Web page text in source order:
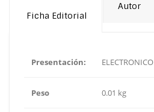
Ficha Editorial
Autor
Presentación: ELECTRONICO
Peso 0.01 kg